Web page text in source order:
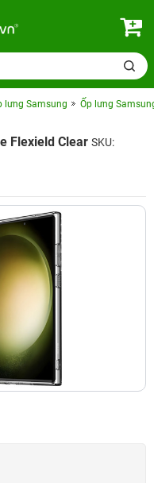
lưng Samsung Ốp lưng
Flexield Clear SKU: